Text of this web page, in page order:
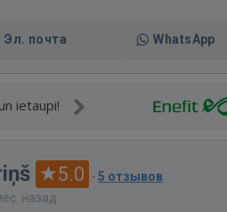
Эл. почта WhatsApp
ietaupi!
5.0 · 5 отзывов
назад